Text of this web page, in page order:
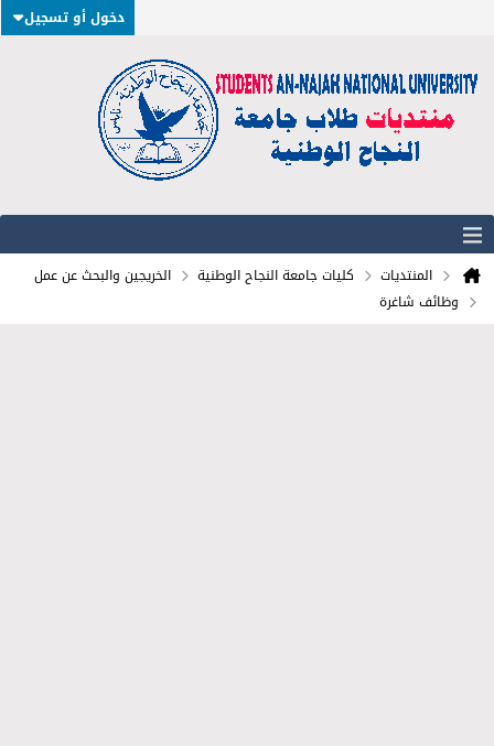
دخول أو تسجيل
المنتديات كليات جامعة النجاح الوطنية
الخريجين والبحث عن عمل
وظائف شاغرة